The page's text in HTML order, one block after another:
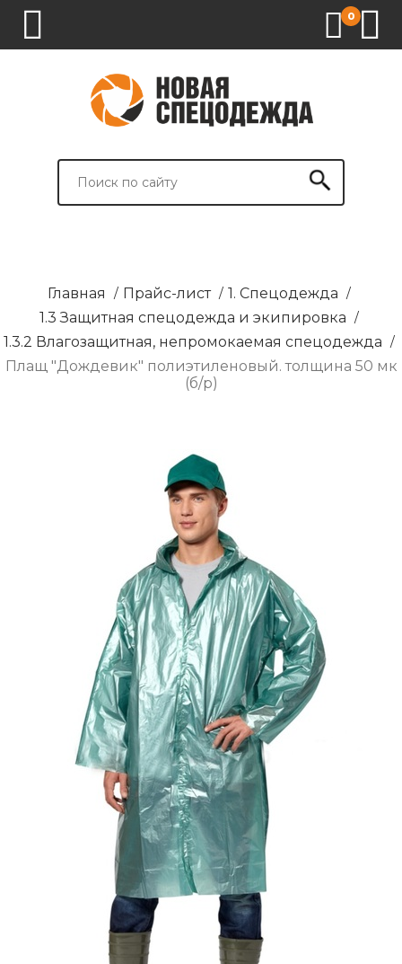
0
СПЕЦОДЕЖДА
СПЕЦОБУВЬ
СРЕДСТВА
ВСПОМОГАТЕЛЬНЫЕ
БРЕНДИРОВАНИЕ
Главная / Прайс-лист / 1. Спецодежда /
1.3 Защитная спецодежда и экипировка /
1.3.2 Влагозащитная, непромокаемая спецодежда /
Плащ "Дождевик" полиэтиленовый. толщина 50 мк
(б/р)